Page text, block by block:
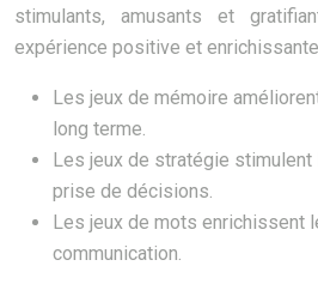
stimulants, amusants et
expérience positive et
Les jeux de mémoire
long terme.
Les jeux de stratégie
prise de décisions.
Les jeux de mots enrichissent
communication.